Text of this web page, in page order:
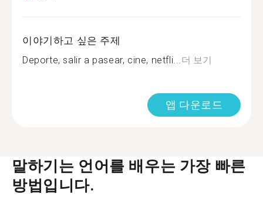
이야기하고 싶은 주제
Deporte, salir a pasear, cine, netfli... 더 보기
앱 다운로드
말하기는 언어를 배우는 가장 빠른
방법입니다.